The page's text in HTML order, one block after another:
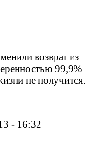
возврат из
99,9%
не получится.
- 16:32